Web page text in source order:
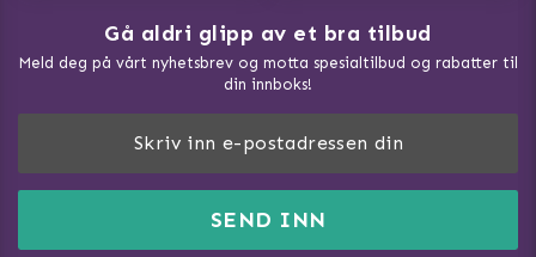
Gå aldri glipp av et bra tilbud
Meld deg på vårt nyhetsbrev og motta spesialtilbud og rabatter til
din innboks!
SEND INN
Dogartist.no eies og driftes av Purefun Org. nr: 918582711
Slik måler du din hund